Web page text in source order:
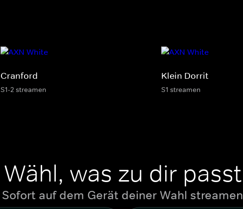
Cranford
S1-2 streamen
Klein Dorrit
S1 streamen
Wähl, was zu dir passt
Sofort auf dem Gerät deiner Wahl streamen